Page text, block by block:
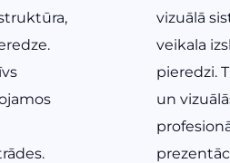
vizuālā
veikala
pieredzi.
un